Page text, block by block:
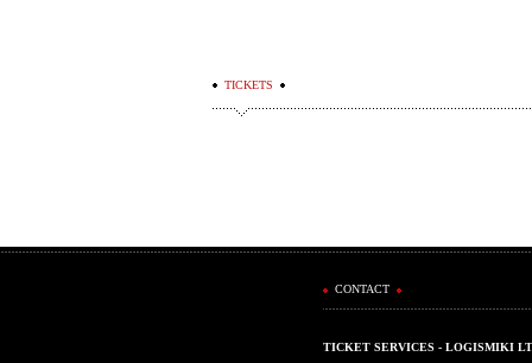
TICKETS
CONTACT
TICKET SERVICES - LOGISMIKI